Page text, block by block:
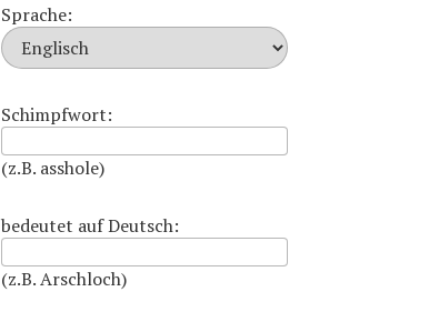
Sprache:
Schimpfwort:
(z.B. asshole)
bedeutet auf Deutsch:
(z.B. Arschloch)